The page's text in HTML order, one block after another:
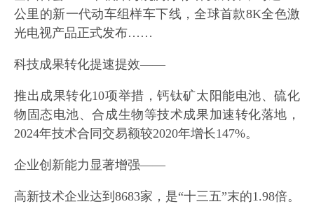
公里的新一代动车组样车下线，全球首款8K全色激
光电视产品正式发布……
科技成果转化提速提效——
推出成果转化10项举措，钙钛矿太阳能电池、硫化
物固态电池、合成生物等技术成果加速转化落地，
2024年技术合同交易额较2020年增长147%。
企业创新能力显著增强——
高新技术企业达到8683家，是“十三五”末的1.98倍。